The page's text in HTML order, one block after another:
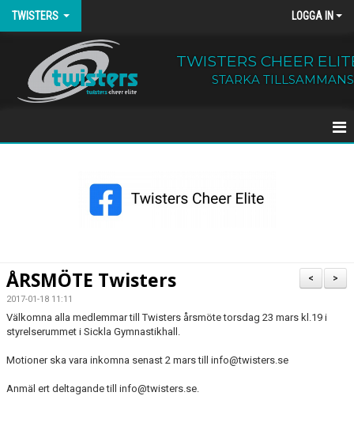
TWISTERS LOGGA IN
TWISTERS CHEER
STARKA TILLSAMMANS
KALENDER
KONTAKT
>
<
ÅRSMÖTE Twisters
2017-01-18 11:11
Välkomna alla medlemmar till Twisters årsmöte torsdag 23 mars kl.19 i
styrelserummet i Sickla Gymnastikhall.
Motioner ska vara inkomna senast 2 mars till info@twisters.se
Anmäl ert deltagande till info@twisters.se.